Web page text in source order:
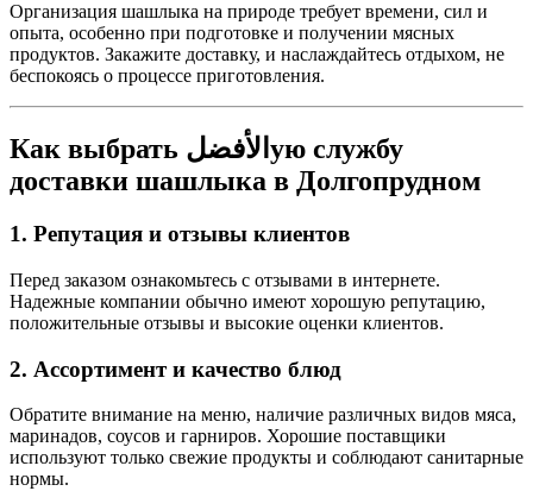
Организация шашлыка на природе требует времени, сил и
опыта, особенно при подготовке и получении мясных
продуктов. Закажите доставку, и наслаждайтесь отдыхом, не
беспокоясь о процессе приготовления.
Как выбрать الأفضلую службу
доставки шашлыка в Долгопрудном
1. Репутация и отзывы клиентов
Перед заказом ознакомьтесь с отзывами в интернете.
Надежные компании обычно имеют хорошую репутацию,
положительные отзывы и высокие оценки клиентов.
2. Ассортимент и качество блюд
Обратите внимание на меню, наличие различных видов мяса,
маринадов, соусов и гарниров. Хорошие поставщики
используют только свежие продукты и соблюдают санитарные
нормы.